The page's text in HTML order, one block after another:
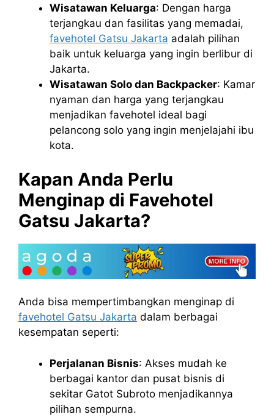
Wisatawan Keluarga: Dengan harga
terjangkau dan fasilitas yang memadai,
favehotel Gatsu Jakarta adalah pilihan
baik untuk keluarga yang ingin berlibur di
Jakarta.
Wisatawan Solo dan Backpacker: Kamar
nyaman dan harga yang terjangkau
menjadikan favehotel ideal bagi
pelancong solo yang ingin menjelajahi ibu
kota.
Kapan Anda Perlu
Menginap di Favehotel
Gatsu Jakarta?
Anda bisa mempertimbangkan menginap di
favehotel Gatsu Jakarta dalam berbagai
kesempatan seperti:
Perjalanan Bisnis: Akses mudah ke
berbagai kantor dan pusat bisnis di
sekitar Gatot Subroto menjadikannya
pilihan sempurna.